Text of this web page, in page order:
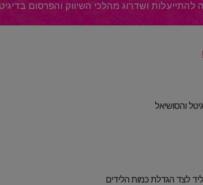
להתייעלות ושדרוג מהלכי השיווק והפרסום
והסושיאל
לצד הגדלת כמות הלידים